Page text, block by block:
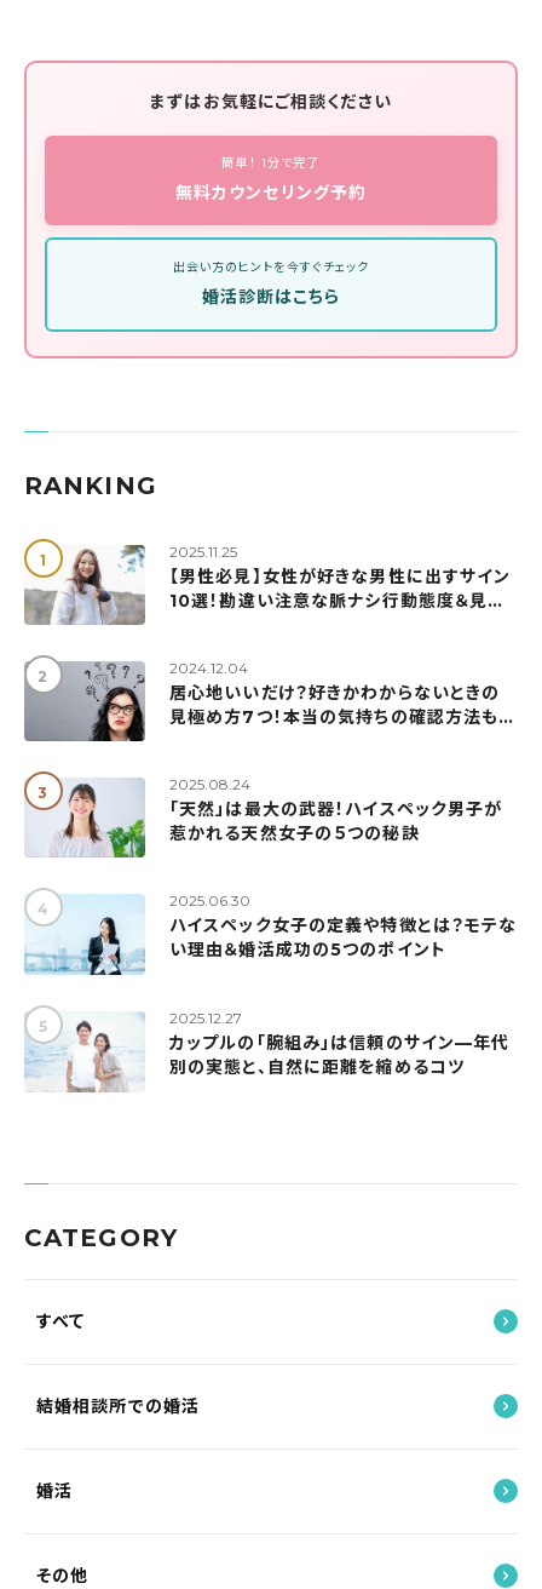
まずはお気軽にご相談ください
簡単！ 1分で完了
無料カウンセリング予約
出会い方のヒントを今すぐチェック
婚活診断はこちら
RANKING
2025.11.25
【男性必見】女性が好きな男性に出すサイン
10選！勘違い注意な脈ナシ行動態度＆見極
2024.12.04
居心地いいだけ？好きかわからないときの
見極め方7つ！本当の気持ちの確認方法も紹
2025.08.24
「天然」は最大の武器！ハイスペック男子が
惹かれる天然女子の５つの秘訣
2025.06.30
ハイスペック女子の定義や特徴とは？モテな
い理由＆婚活成功の5つのポイント
2025.12.27
カップルの「腕組み」は信頼のサイン—年代
別の実態と、自然に距離を縮めるコツ
CATEGORY
すべて
結婚相談所での婚活
婚活
その他